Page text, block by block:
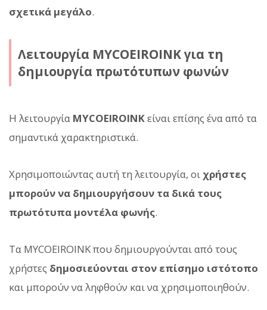
σχετικά μεγάλο.
Λειτουργία MYCOEIROINK για τη
δημιουργία πρωτότυπων φωνών
Η λειτουργία MYCOEIROINKείναι επίσης ένα από τα
σημαντικά χαρακτηριστικά.
Χρησιμοποιώντας αυτή τη λειτουργία, οι χρήστες
μπορούν να δημιουργήσουν τα δικά τους
πρωτότυπα μοντέλα φωνής.
Τα MYCOEIROINK που δημιουργούνται από τους
χρήστες δημοσιεύονται στον επίσημο ιστότοπο
και μπορούν να ληφθούν και να χρησιμοποιηθούν.